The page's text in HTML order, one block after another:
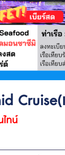
Cruise(
ไทน์